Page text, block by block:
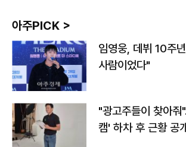
아주PICK >
임영웅, 데뷔 10주
사람이었다"
"광고주들이 찾아
캠' 하차 후 근황 공